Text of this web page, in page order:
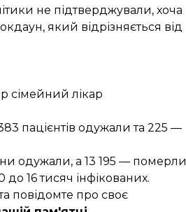
не підтверджували, хоча
, який відрізняється від
сімейний лікар
пацієнтів одужали та 225 —
одужали, а 13 195 — померли
до 16 тисяч інфікованих.
повідомте про своє